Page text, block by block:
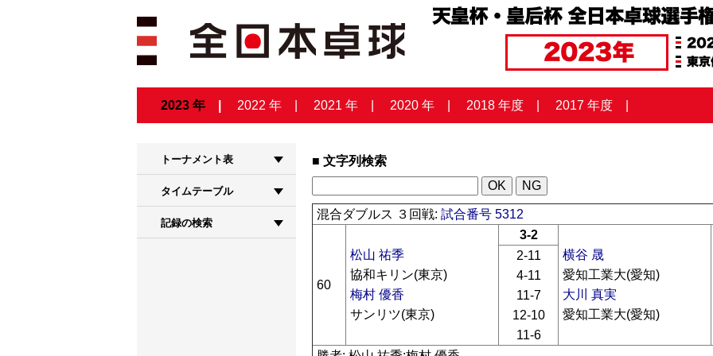
2023 年 2022 年 2021 年 2020 年 2018 年度 2017 年度
トーナメント表
タイムテーブル
記録の検索
文字列検索
混合ダブルス ３回戦:試合番号 5312
60
松山 祐季
協和キリン(東京)
梅村 優香
サンリツ(東京)
3-2
横谷 晟
愛知工業大(愛知)
大川 真実
愛知工業大(愛知)
2-11
4-11
11-7
12-10
11-6